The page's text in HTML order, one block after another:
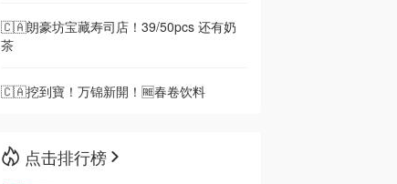
🇨🇦朗豪坊宝藏寿司店！39/50pcs 还有奶
茶
🇨🇦挖到寶！万锦新開！🆓春卷饮料
点击排行榜